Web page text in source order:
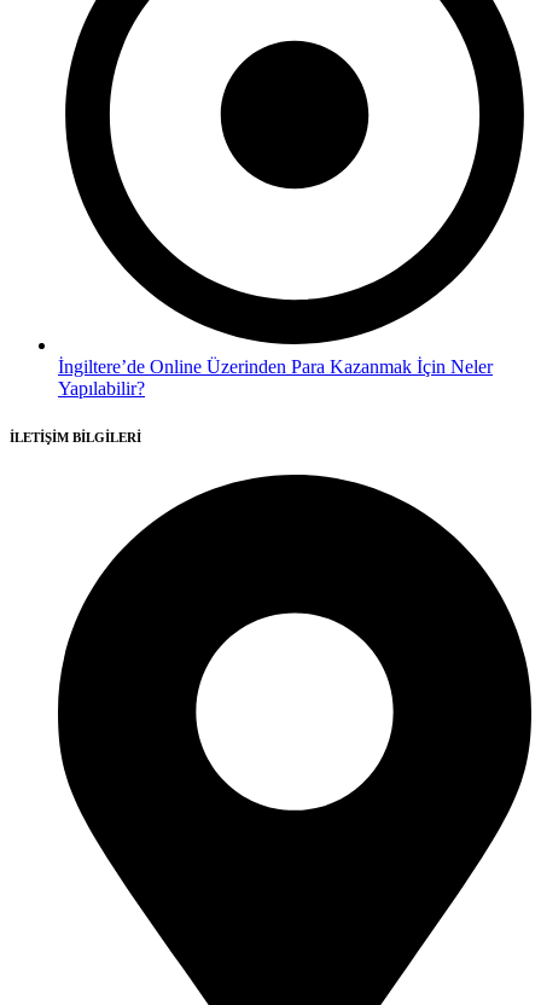
İngiltere’de Online Üzerinden Para Kazanmak İçin Neler
Yapılabilir?
İLETİŞİM BİLGİLERİ